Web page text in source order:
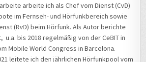
arbeite ich als Chef vom Dienst (CvD)
im Fernseh- und Hörfunkbereich sowie
(RvD) beim Hörfunk. Als Autor berichte
u.a. bis 2018 regelmäßig von der CeBIT in
Mobile World Congress in Barcelona.
leitete ich den jährlichen Hörfunkpool vom